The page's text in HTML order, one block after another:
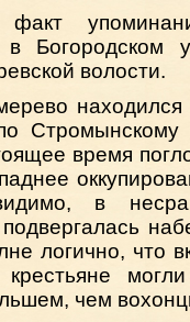
факт
в Богородском
волости.
находился
Стромынскому
время
в
логично, что
крестьяне
чем